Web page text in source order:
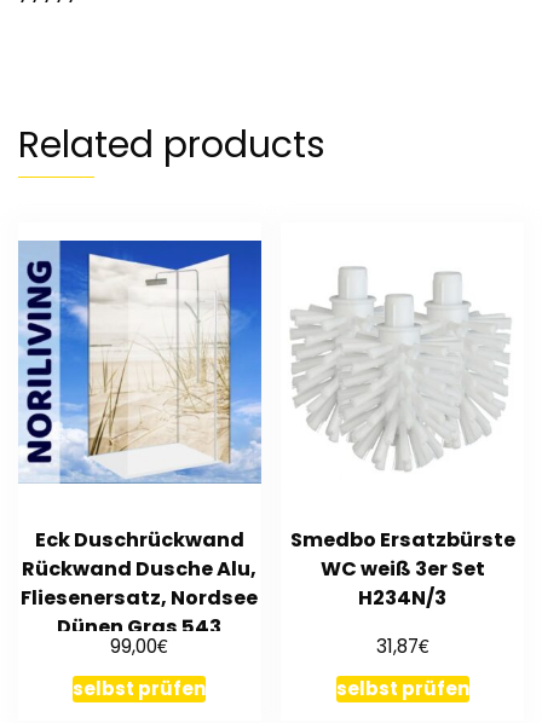
Related products
Eck Duschrückwand
Rückwand Dusche Alu,
Fliesenersatz, Nordsee
Dünen Gras 543
99,00€
selbst prüfen
Smedbo Ersatzbürste
WC weiß 3er Set
H234N/3
31,87€
selbst prüfen